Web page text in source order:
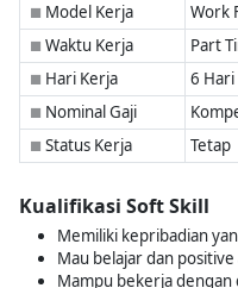
■ Model Kerja Work
■ Waktu Kerja Part
■ Hari Kerja 6
■ Nominal Gaji
■ Status Kerja Tetap
Kualifikasi Soft Skill
Memiliki kepribadian
Mau belajar dan
Mampu bekerja dengan